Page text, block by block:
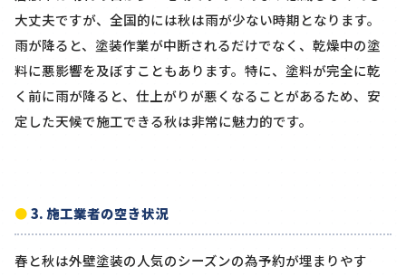
大丈夫ですが、全国的には秋は雨が少ない時期となります。
雨が降ると、塗装作業が中断されるだけでなく、乾燥中の塗
料に悪影響を及ぼすこともあります。特に、塗料が完全に乾
く前に雨が降ると、仕上がりが悪くなることがあるため、安
定した天候で施工できる秋は非常に魅力的です。
3. 施工業者の空き状況
春と秋は外壁塗装の人気のシーズンの為予約が埋まりやす